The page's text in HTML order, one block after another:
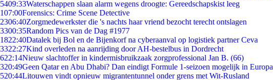
5409:33Waterschappen slaan alarm wegens droogte: Gereedschapskist leeg
107:00Forensics: Crime Scene Detective
2306:40Zorgmedewerkster die 's nachts haar vriend bezocht terecht ontslagen
3300:35Random Pics van de Dag #1977
1822:40Datalek bij Bol en de Bijenkorf na cyberaanval op logistiek partner Ceva
3322:27Kind overleden na aanrijding door AH-bestelbus in Dordrecht
622:14Nieuw slachtoffer in kindermisbruikzaak zorgprofessional Jan B. (66)
320:49Geen Qatar en Abu Dhabi? Dan eindigt Formule 1-seizoen mogelijk in Europa
520:44Litouwen vindt opnieuw migrantentunnel onder grens met Wit-Rusland